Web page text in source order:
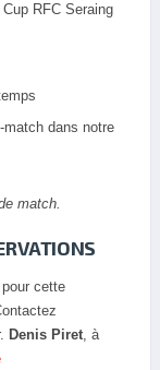
RFC Seraing
match dans notre
match.
cette
Denis Piret , à